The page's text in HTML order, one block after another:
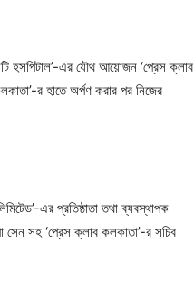
হসপিটাল’-এর যৌথ আয়োজন ‘প্রেস ক্লাব
র হাতে অর্পণ করার পর নিজের
এর প্রতিষ্ঠাতা তথা ব্যবস্থাপক
সেন সহ ‘প্রেস ক্লাব কলকাতা’-র সচিব